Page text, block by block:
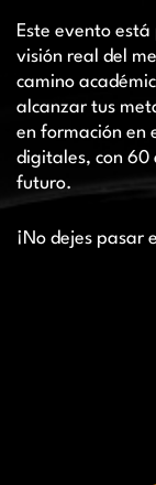
Este evento
visión real del
camino
alcanzar tus
en formación en
digitales, con 60
futuro.
¡No dejes pasar